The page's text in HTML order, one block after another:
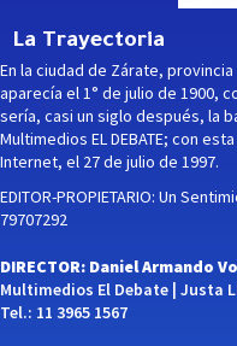
La Trayectoria
En la ciudad de Zárate,
aparecía el 1° de julio de 1900,
sería, casi un siglo después, la
Multimedios EL DEBATE; con
Internet, el 27 de julio de 1997.
EDITOR-PROPIETARIO: Un
79707292
DIRECTOR: Daniel Armando
Multimedios El Debate | Justa
Tel.: 11 3965 1567